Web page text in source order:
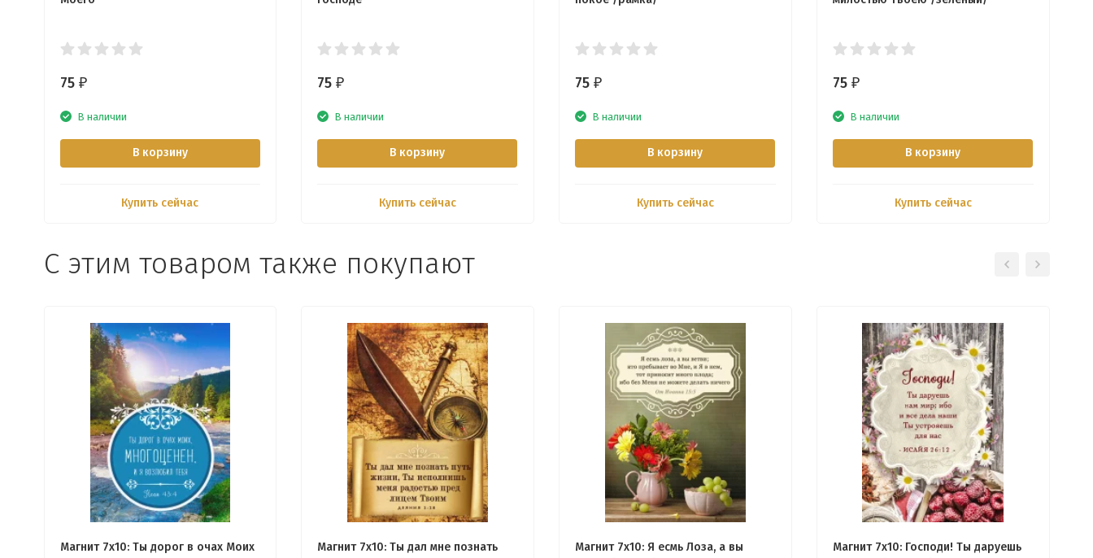
75 ₽
В наличии
В корзину
Купить сейчас
75₽
В наличии
В корзину
Купить сейчас
75 ₽
В наличии
В корзину
Купить сейчас
75 ₽
В наличии
В корзину
Купить сейчас
С этим товаром также покупают
Магнит 7x10: Ты дорог в очах Моих
Магнит 7x10: Ты дал мне познать
Магнит 7x10: Я есмь Лоза, а вы
Магнит 7x10: Господи! Ты даруешь